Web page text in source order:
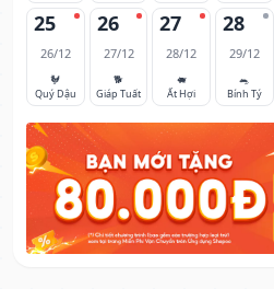
25
26/12
🐓
Quý Dậu
26
27/12
🐕
Giáp Tuất
27
28/12
🐖
Ất Hợi
28
29/12
🐀
Bính Tý